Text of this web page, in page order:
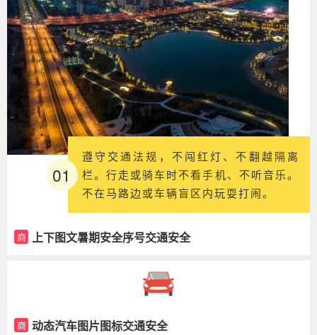
01
遵守交通法规，不闯红灯、不翻越隔离
栏。行走或骑车时不看手机、不听音乐。
不在马路边或车辆盲区内玩耍打闹。
商 上下图文暑期安全序号交通安全
商 动态汽车图片图标交通安全